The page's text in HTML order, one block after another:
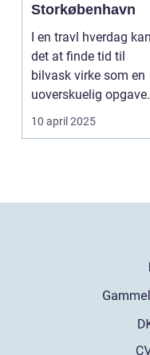
Storkøbenhavn
I en travl hverdag kan
det at finde tid til
bilvask virke som en
uoverskuelig opgave.
Især i S...
10 april 2025